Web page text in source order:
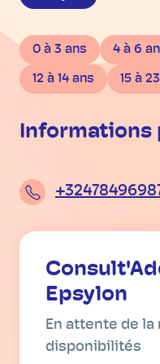
0 à 3 ans 4 à 6
12 à 14 ans 15 à
Informations
Epsylon
En attente de la
disponibilités